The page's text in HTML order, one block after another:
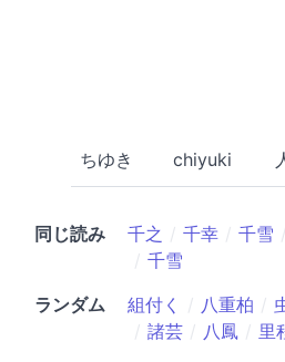
ちゆき chiyuki
同じ読み 千之 千幸 千雪
千雪
ランダム
組付く 八重柏
諸芸
八鳳 里